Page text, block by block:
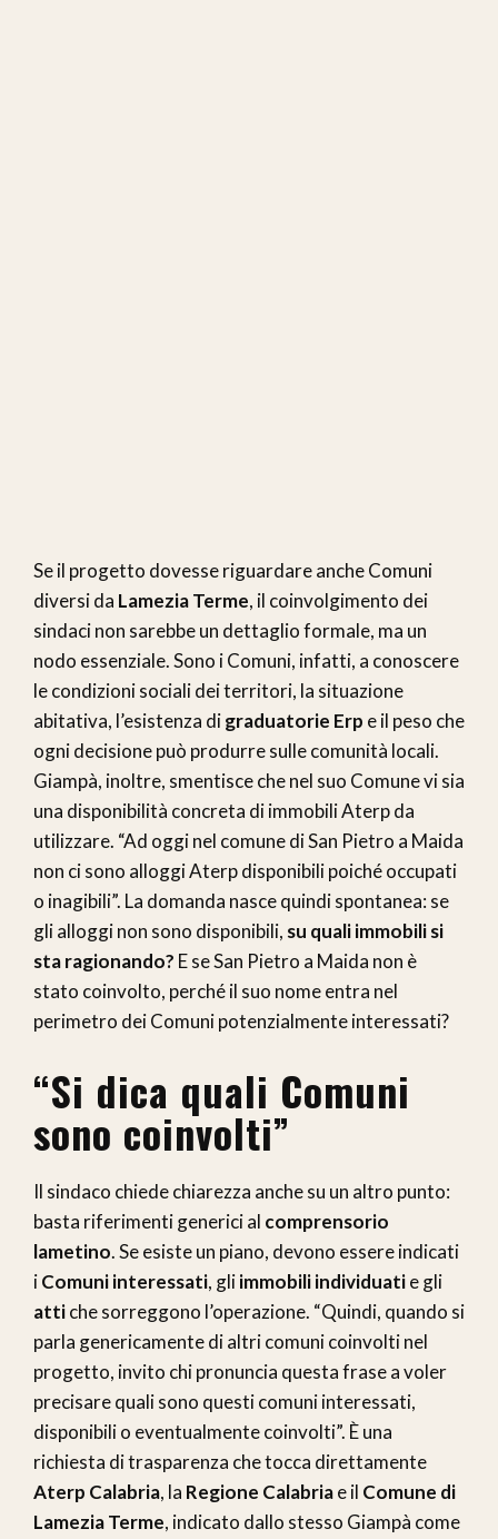
Se il progetto dovesse riguardare anche Comuni
diversi da Lamezia Terme, il coinvolgimento dei
sindaci non sarebbe un dettaglio formale, ma un
nodo essenziale. Sono i Comuni, infatti, a conoscere
le condizioni sociali dei territori, la situazione
abitativa, l’esistenza digraduatorie Erp e il peso che
ogni decisione può produrre sulle comunità locali.
Giampà, inoltre, smentisce che nel suo Comune vi sia
una disponibilità concreta di immobili Aterp da
utilizzare. “Ad oggi nel comune di San Pietro a Maida
non ci sono alloggi Aterp disponibili poiché occupati
o inagibili”. La domanda nasce quindi spontanea: se
gli alloggi non sono disponibili, su quali immobili si
sta ragionando? E se San Pietro a Maida non è
stato coinvolto, perché il suo nome entra nel
perimetro dei Comuni potenzialmente interessati?
“Si dica quali Comuni
sono coinvolti”
Il sindaco chiede chiarezza anche su un altro punto:
basta riferimenti generici al comprensorio
lametino. Se esiste un piano, devono essere indicati
iComuni interessati, gliimmobili individuatie gli
attiche sorreggono l’operazione. “Quindi, quando si
parla genericamente di altri comuni coinvolti nel
progetto, invito chi pronuncia questa frase a voler
precisare quali sono questi comuni interessati,
disponibili o eventualmente coinvolti”. È una
richiesta di trasparenza che tocca direttamente
Aterp Calabria, la Regione Calabriae il Comune di
Lamezia Terme, indicato dallo stesso Giampà come